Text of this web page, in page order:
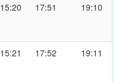
15:20 17:51 19:10
15:21 17:52 19:11